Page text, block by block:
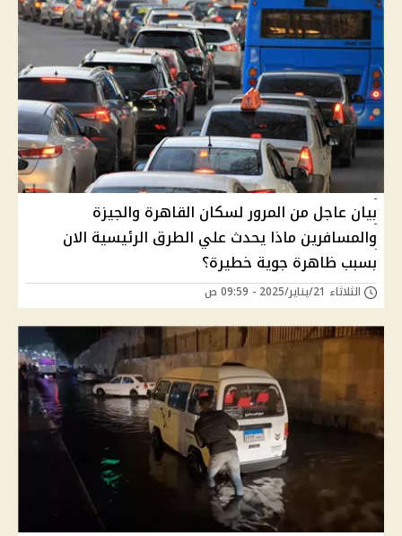
بيان عاجل من المرور لسكان القاهرة والجيزة
والمسافرين ماذا يحدث علي الطرق الرئيسية الان
بسبب ظاهرة جوية خطيرة؟
الثلاثاء 21/يناير/2025 - 09:59 ص